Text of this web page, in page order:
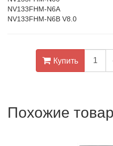
NV133FHM-N6A
NV133FHM-N6B V8.0
Купить
Похожие